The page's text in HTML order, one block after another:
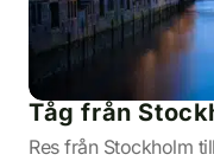
Tåg från
Res från Stockholm